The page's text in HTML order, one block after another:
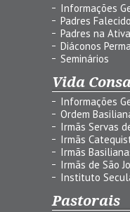
Informações
Padres
Padres na Ativa
Diáconos
Seminários
Vida
Informações
Ordem
Irmãs Servas
Irmãs
Irmãs
Irmãs de São
Instituto
Pastorais